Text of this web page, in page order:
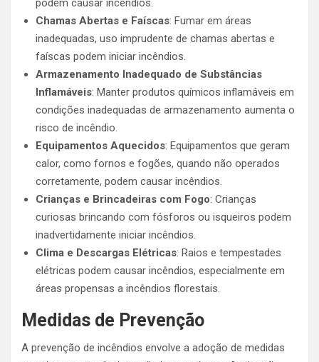
podem causar incêndios.
Chamas Abertas e Faíscas: Fumar em áreas
inadequadas, uso imprudente de chamas abertas e
faíscas podem iniciar incêndios.
Armazenamento Inadequado de Substâncias
Inflamáveis: Manter produtos químicos inflamáveis em
condições inadequadas de armazenamento aumenta o
risco de incêndio.
Equipamentos Aquecidos: Equipamentos que geram
calor, como fornos e fogões, quando não operados
corretamente, podem causar incêndios.
Crianças e Brincadeiras com Fogo: Crianças
curiosas brincando com fósforos ou isqueiros podem
inadvertidamente iniciar incêndios.
Clima e Descargas Elétricas: Raios e tempestades
elétricas podem causar incêndios, especialmente em
áreas propensas a incêndios florestais.
Medidas de Prevenção
A prevenção de incêndios envolve a adoção de medidas